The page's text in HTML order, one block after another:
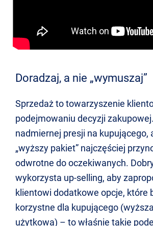
Doradzaj, a nie „wymuszaj”
Sprzedaż to towarzyszenie
podejmowaniu decyzji
nadmiernej presji na kupującego,
„wyższy pakiet” najczęściej
odwrotne do oczekiwanych.
wykorzysta up-selling, aby
klientowi dodatkowe opcje, które
korzystne dla kupującego
użytkowa) – to właśnie takie